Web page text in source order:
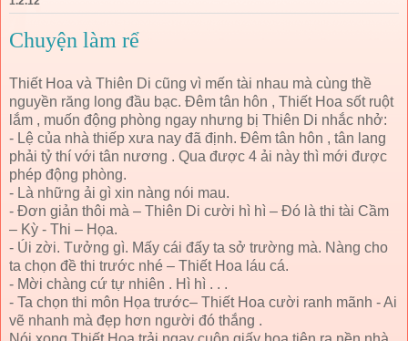
Chuyện làm rể
Thiết Hoa và Thiên Di cũng vì mến tài nhau mà cùng thề
nguyền răng long đầu bạc. Đêm tân hôn , Thiết Hoa sốt ruột
lắm , muốn động phòng ngay nhưng bị Thiên Di nhắc nhở:
- Lệ của nhà thiếp xưa nay đã định. Đêm tân hôn , tân lang
phải tỷ thí với tân nương . Qua được 4 ải này thì mới được
phép động phòng.
- Là những ải gì xin nàng nói mau.
- Đơn giản thôi mà – Thiên Di cười hì hì – Đó là thi tài Cầm
– Kỳ - Thi – Họa.
- Úi zời. Tưởng gì. Mấy cái đấy ta sở trường mà. Nàng cho
ta chọn đề thi trước nhé – Thiết Hoa láu cá.
- Mời chàng cứ tự nhiên . Hì hì . . .
- Ta chọn thi môn Họa trước– Thiết Hoa cười ranh mãnh - Ai
vẽ nhanh mà đẹp hơn người đó thắng .